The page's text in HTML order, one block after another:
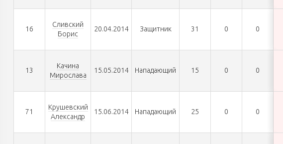
16
Сливский
Борис
20.04.2014 Защитник 31 0 0
13
Качина
Мирослава
15.05.2014 Нападающий 15 0 0
71
Крушевский
Александр
15.06.2014 Нападающий 25 0 0